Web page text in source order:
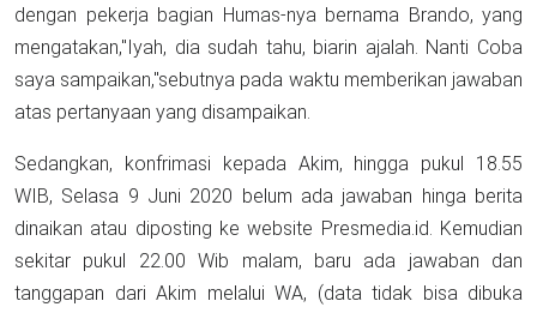
dengan pekerja bagian Humas-nya bernama Brando, yang
mengatakan,"Iyah, dia sudah tahu, biarin ajalah. Nanti Coba
saya sampaikan,"sebutnya pada waktu memberikan jawaban
atas pertanyaan yang disampaikan.
Sedangkan, konfrimasi kepada Akim, hingga pukul 18.55
WIB, Selasa 9 Juni 2020 belum ada jawaban hinga berita
dinaikan atau diposting ke website Presmedia.id. Kemudian
sekitar pukul 22.00 Wib malam, baru ada jawaban dan
tanggapan dari Akim melalui WA, (data tidak bisa dibuka